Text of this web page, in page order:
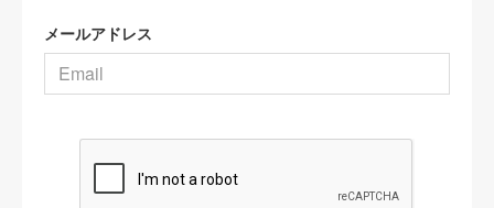
メールアドレス